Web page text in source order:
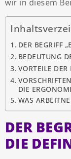
wir in diesem
DER BEGRIFF
BEDEUTUNG
VORTEILE
DIE
WAS
DER
DIE